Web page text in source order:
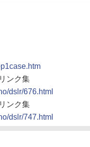
ンク集
dslr/676.html
ンク集
dslr/747.html